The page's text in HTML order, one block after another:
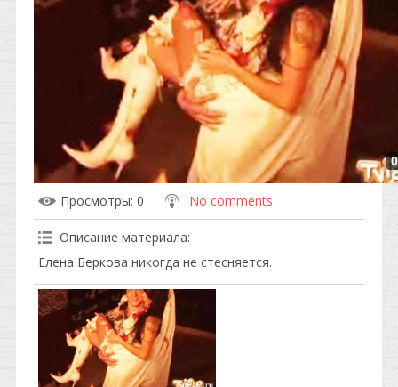
Просмотры: 0 No comments
Описание материала:
Елена Беркова никогда не стесняется.